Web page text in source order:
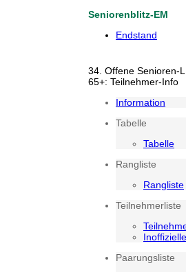
Seniorenblitz-EM
Endstand
34. Offene Senioren-
65+: Teilnehmer-Info
Information
Tabelle
Tabelle
Rangliste
Rangliste
Teilnehmerliste
Paarungsliste